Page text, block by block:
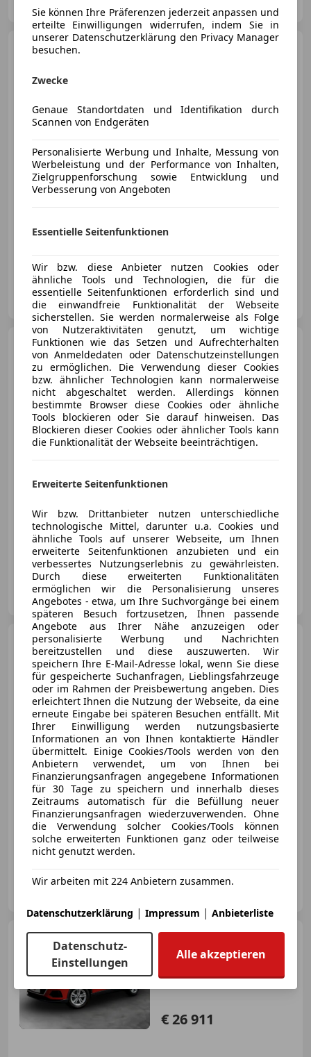
Audi Q3
110 kW (150 PS)
KFZ Baumgartner GmbH
AT-4144 Oberkappel
Audi Q335 TDI advanced
exterieur
€ 22 990
€ 25 490,-
Reduziert 10/2019 114 214 km
Diesel
110 kW (150 PS)
Autohaus Hofbauer GmbH
AT-3141 Kapelln
Audi Q3
35 TFSI S-
tronic/LED/Virtual
Cockpit/Navi/SHZ/Spu
€ 24 990
Neu 10/2020 70 100 km
Benzin
110 kW (150 PS)
12 Monate Gewährleistung / Sofort Kredit Ohne Anzahlung
AG Motors
Audi Q3
LED+LEDER+NAVI+MEGAPREIS
€ 26 911
Sie können Ihre Präferenzen jederzeit anpassen und
erteilte Einwilligungen widerrufen, indem Sie in
unserer Datenschutzerklärung den Privacy Manager
besuchen.
Zwecke
Genaue Standortdaten und Identifikation durch
Scannen von Endgeräten
Personalisierte Werbung und Inhalte, Messung von
Werbeleistung und der Performance von Inhalten,
Zielgruppenforschung sowie Entwicklung und
Verbesserung von Angeboten
Essentielle Seitenfunktionen
Wir bzw. diese Anbieter nutzen Cookies oder
ähnliche Tools und Technologien, die für die
essentielle Seitenfunktionen erforderlich sind und
die einwandfreie Funktionalität der Webseite
sicherstellen. Sie werden normalerweise als Folge
von Nutzeraktivitäten genutzt, um wichtige
Funktionen wie das Setzen und Aufrechterhalten
von Anmeldedaten oder Datenschutzeinstellungen
zu ermöglichen. Die Verwendung dieser Cookies
bzw. ähnlicher Technologien kann normalerweise
nicht abgeschaltet werden. Allerdings können
bestimmte Browser diese Cookies oder ähnliche
Tools blockieren oder Sie darauf hinweisen. Das
Blockieren dieser Cookies oder ähnlicher Tools kann
die Funktionalität der Webseite beeinträchtigen.
Erweiterte Seitenfunktionen
Wir bzw. Drittanbieter nutzen unterschiedliche
technologische Mittel, darunter u.a. Cookies und
ähnliche Tools auf unserer Webseite, um Ihnen
erweiterte Seitenfunktionen anzubieten und ein
verbessertes Nutzungserlebnis zu gewährleisten.
Durch diese erweiterten Funktionalitäten
ermöglichen wir die Personalisierung unseres
Angebotes - etwa, um Ihre Suchvorgänge bei einem
späteren Besuch fortzusetzen, Ihnen passende
Angebote aus Ihrer Nähe anzuzeigen oder
personalisierte Werbung und Nachrichten
bereitzustellen und diese auszuwerten. Wir
speichern Ihre E-Mail-Adresse lokal, wenn Sie diese
für gespeicherte Suchanfragen, Lieblingsfahrzeuge
oder im Rahmen der Preisbewertung angeben. Dies
erleichtert Ihnen die Nutzung der Webseite, da eine
erneute Eingabe bei späteren Besuchen entfällt. Mit
Ihrer Einwilligung werden nutzungsbasierte
Informationen an von Ihnen kontaktierte Händler
übermittelt. Einige Cookies/Tools werden von den
Anbietern verwendet, um von Ihnen bei
Finanzierungsanfragen angegebene Informationen
für 30 Tage zu speichern und innerhalb dieses
Zeitraums automatisch für die Befüllung neuer
Finanzierungsanfragen wiederzuverwenden. Ohne
die Verwendung solcher Cookies/Tools können
solche erweiterten Funktionen ganz oder teilweise
nicht genutzt werden.
Wir arbeiten mit 224 Anbietern zusammen.
Datenschutzerklärung | Impressum | Anbieterliste
Datenschutz-
Einstellungen
Alle akzeptieren